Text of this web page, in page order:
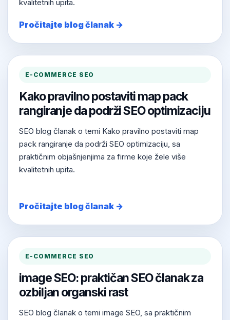
kvalitetnih upita.
Pročitajte blog članak →
E-COMMERCE SEO
Kako pravilno postaviti map pack
rangiranje da podrži SEO optimizaciju
SEO blog članak o temi Kako pravilno postaviti map
pack rangiranje da podrži SEO optimizaciju, sa
praktičnim objašnjenjima za firme koje žele više
kvalitetnih upita.
Pročitajte blog članak →
E-COMMERCE SEO
image SEO: praktičan SEO članak za
ozbiljan organski rast
SEO blog članak o temi image SEO, sa praktičnim